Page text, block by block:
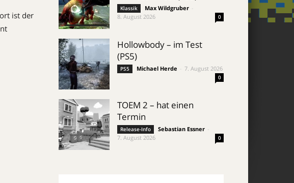
ist der
Klassik Max Wildgruber
8. August 2026
0
Hollowbody – im Test
(PS5)
PS5 Michael Herde 7. August 2026
0
TOEM 2 – hat einen
Termin
Release-Info Sebastian Essner
7. August 2026
0